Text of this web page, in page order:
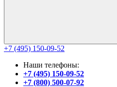
+7 (495) 150-09-52
Наши телефоны:
+7 (495) 150-09-52
+7 (800) 500-07-92